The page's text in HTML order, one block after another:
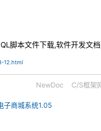
脚本文件下载,软件开发文
12.html
NewDoc C/S框架
子商城系统1.05